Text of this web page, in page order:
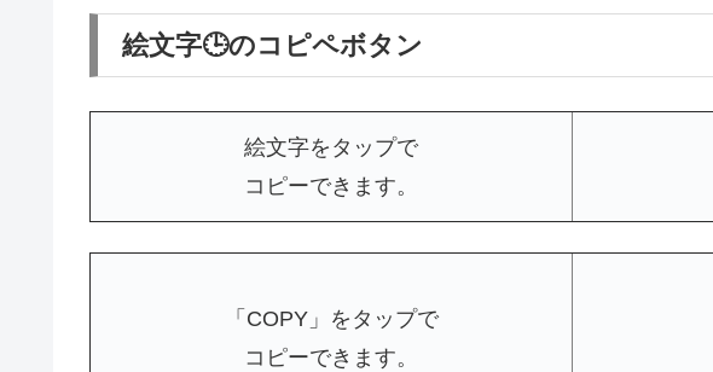
絵文字🕒のコピペボタン
絵文字をタップで
コピーできます。
「COPY」をタップで
コピーできます。